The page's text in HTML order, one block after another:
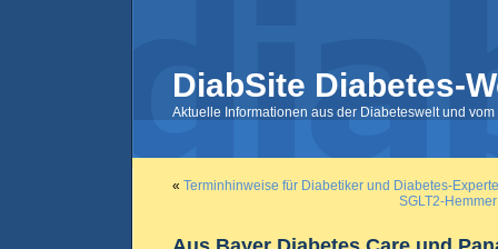
DiabSite Diabetes-
Aktuelle Informationen aus der Diabeteswelt und
« Terminhinweise für Diabetiker und Diabetes-
SGLT2-